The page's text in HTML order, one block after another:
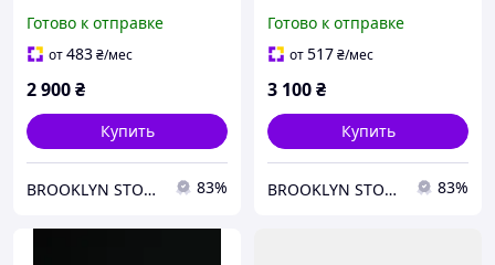
прогулок
Готово к отправке
от483₴/мес
2 900₴
Купить
BROOKLYN STORE 83%
прогулок
Готово к отправке
от517₴/мес
3 100₴
Купить
BROOKLYN STORE 83%